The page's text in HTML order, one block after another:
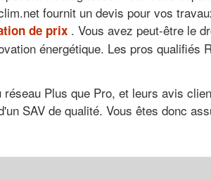
fournit un devis pour vos
de prix . Vous avez peut-être le
énergétique. Les pros qualifiés
Plus que Pro, et leurs avis
SAV de qualité. Vous êtes donc